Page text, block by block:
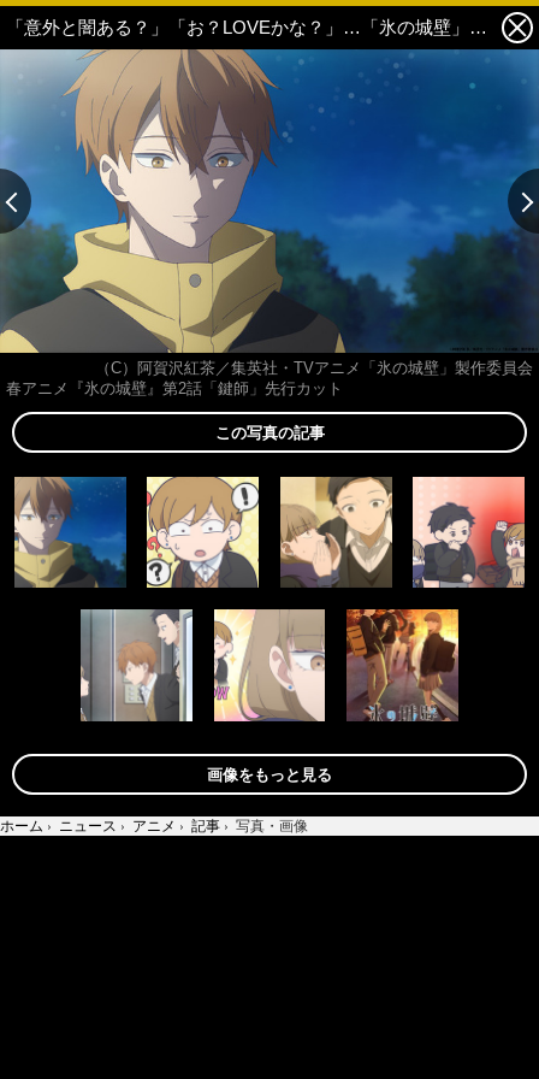
「意外と闇ある？」「お？LOVEかな？」…「氷の城壁」距離ナシ男子・湊は闇属性？ 原作・阿賀沢紅茶もリアタイ視聴で反応「フィクションの不穏はなんぼあってもいいから…」【第2話ネタバレあり反応まとめ】 1枚目の写真・画像
（C）阿賀沢紅茶／集英社・TVアニメ「氷の城壁」製作委員会
春アニメ『氷の城壁』第2話「鍵師」先行カット
この写真の記事
画像をもっと見る
ホーム › ニュース › アニメ › 記事 › 写真・画像